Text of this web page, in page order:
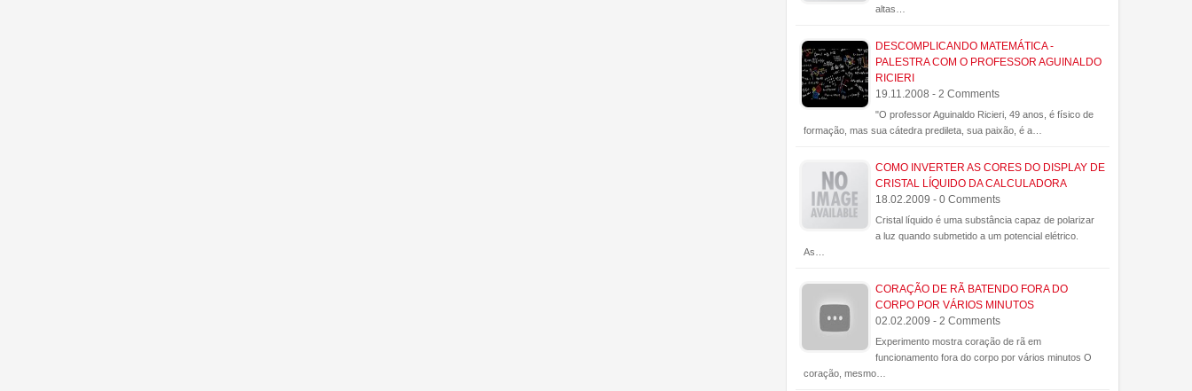
altas…
DESCOMPLICANDO MATEMÁTICA -
PALESTRA COM O PROFESSOR AGUINALDO
RICIERI
19.11.2008 - 2 Comments
"O professor Aguinaldo Ricieri, 49 anos, é físico de
formação, mas sua cátedra predileta, sua paixão, é a…
COMO INVERTER AS CORES DO DISPLAY DE
CRISTAL LÍQUIDO DA CALCULADORA
18.02.2009 - 0 Comments
Cristal líquido é uma substância capaz de polarizar
a luz quando submetido a um potencial elétrico.
As…
CORAÇÃO DE RÃ BATENDO FORA DO
CORPO POR VÁRIOS MINUTOS
02.02.2009 - 2 Comments
Experimento mostra coração de rã em
funcionamento fora do corpo por vários minutos O
coração, mesmo…